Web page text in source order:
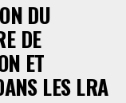
DU
DE
ET
LRA